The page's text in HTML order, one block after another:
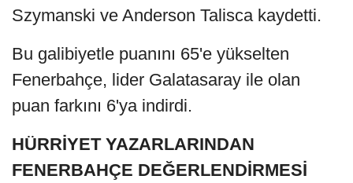
Szymanski ve Anderson Talisca kaydetti.
Bu galibiyetle puanını 65'e yükselten
Fenerbahçe, lider Galatasaray ile olan
puan farkını 6'ya indirdi.
HÜRRİYET YAZARLARINDAN
FENERBAHÇE DEĞERLENDİRMESİ